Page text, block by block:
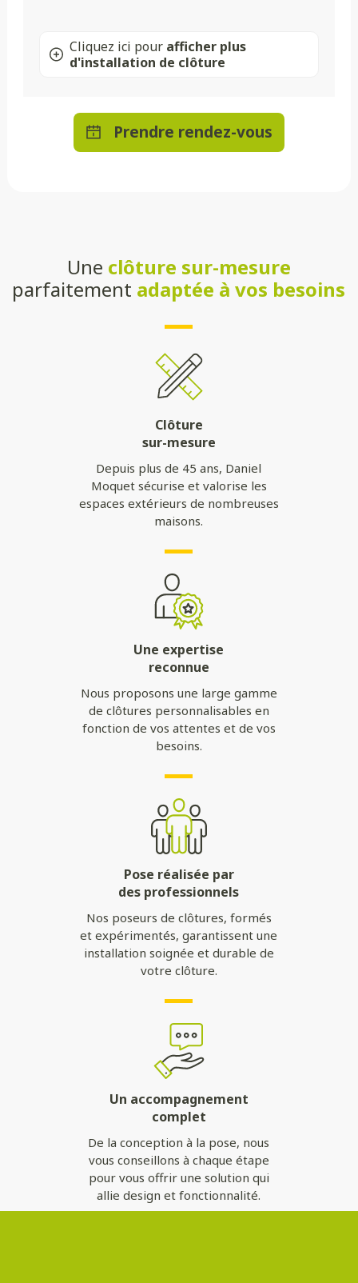
Cliquez ici pour afficher plus
d'installation de clôture
Prendre rendez-vous
Une clôture sur-mesure
parfaitement adaptée à vos besoins
Clôture
sur-mesure
Depuis plus de 45 ans, Daniel
Moquet sécurise et valorise les
espaces extérieurs de nombreuses
maisons.
Une expertise
reconnue
Nous proposons une large gamme
de clôtures personnalisables en
fonction de vos attentes et de vos
besoins.
Pose réalisée par
des professionnels
Nos poseurs de clôtures, formés
et expérimentés, garantissent une
installation soignée et durable de
votre clôture.
Un accompagnement
complet
De la conception à la pose, nous
vous conseillons à chaque étape
pour vous offrir une solution qui
allie design et fonctionnalité.